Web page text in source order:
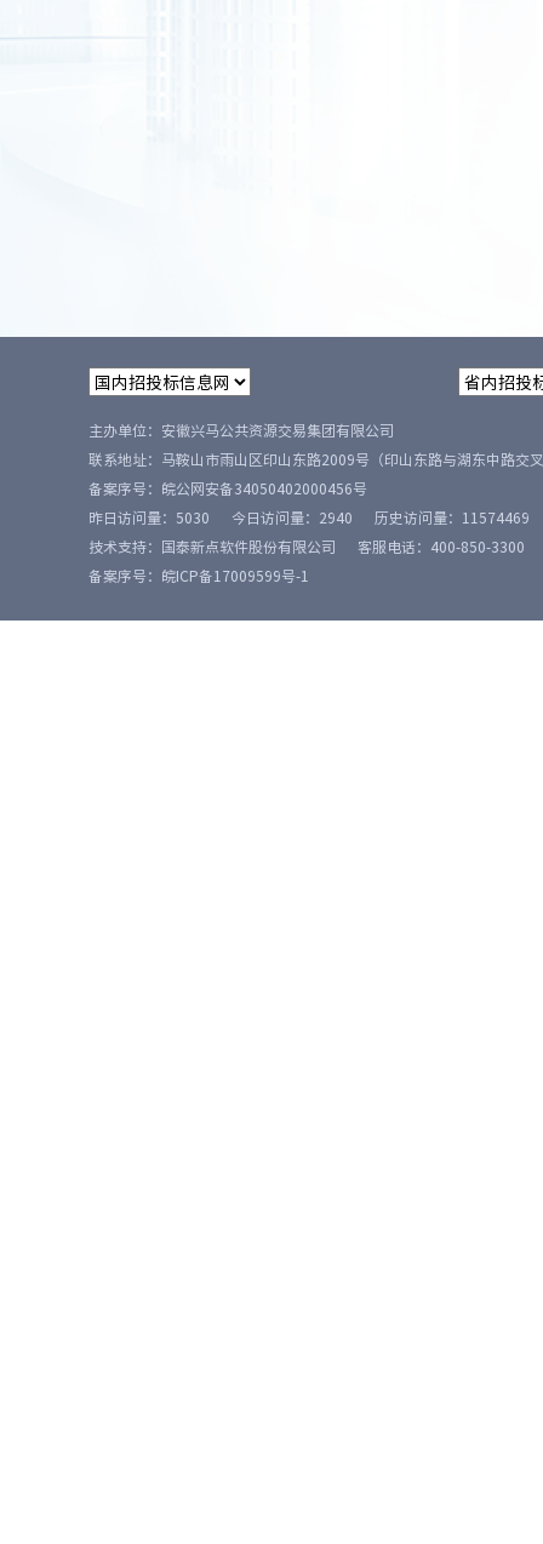
主办单位：安徽兴马公共资源交易集团有限公司
联系地址：马鞍山市雨山区印山东路2009号（印山东路与湖东中路交
备案序号： 皖公网安备34050402000456号
昨日访问量： 5030 今日访问量： 2940 历史访问量： 11574469
技术支持：国泰新点软件股份有限公司
客服电话：400-850-3300
备案序号：皖ICP备17009599号-1